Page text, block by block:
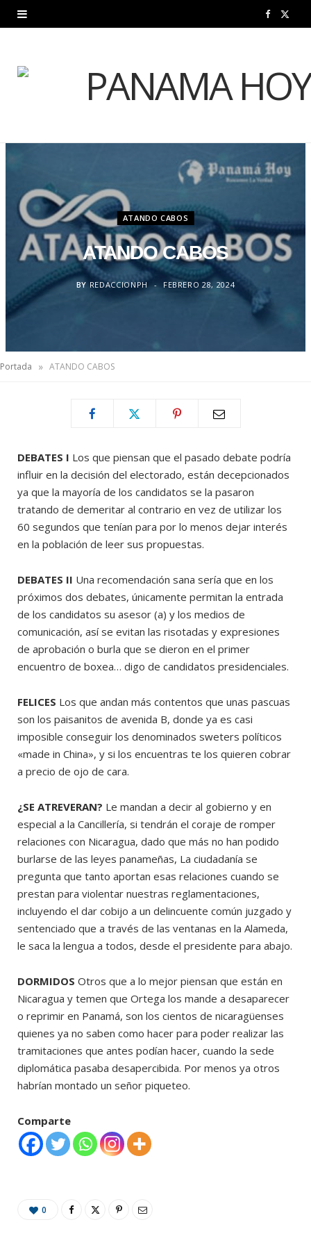
F
e
o
w
r
ATANDO CABOS
ATANDO CABOS
BY REDACCIONPH FEBRERO 28, 2024
Portada » ATANDO CABOS
DEBATES I Los que piensan que el pasado debate podría
influir en la decisión del electorado, están decepcionados
ya que la mayoría de los candidatos se la pasaron
tratando de demeritar al contrario en vez de utilizar los
60 segundos que tenían para por lo menos dejar interés
en la población de leer sus propuestas.
DEBATES II Una recomendación sana sería que en los
próximos dos debates, únicamente permitan la entrada
de los candidatos su asesor (a) y los medios de
comunicación, así se evitan las risotadas y expresiones
de aprobación o burla que se dieron en el primer
encuentro de boxea… digo de candidatos presidenciales.
FELICES Los que andan más contentos que unas pascuas
son los paisanitos de avenida B, donde ya es casi
imposible conseguir los denominados sweters políticos
«made in China», y si los encuentras te los quieren cobrar
a precio de ojo de cara.
¿SE ATREVERAN? Le mandan a decir al gobierno y en
especial a la Cancillería, si tendrán el coraje de romper
relaciones con Nicaragua, dado que más no han podido
burlarse de las leyes panameñas, La ciudadanía se
pregunta que tanto aportan esas relaciones cuando se
prestan para violentar nuestras reglamentaciones,
incluyendo el dar cobijo a un delincuente común juzgado y
sentenciado que a través de las ventanas en la Alameda,
le saca la lengua a todos, desde el presidente para abajo.
DORMIDOS Otros que a lo mejor piensan que están en
Nicaragua y temen que Ortega los mande a desaparecer
o reprimir en Panamá, son los cientos de nicaragüenses
quienes ya no saben como hacer para poder realizar las
tramitaciones que antes podían hacer, cuando la sede
diplomática pasaba desapercibida. Por menos ya otros
habrían montado un señor piqueteo.
Comparte
0